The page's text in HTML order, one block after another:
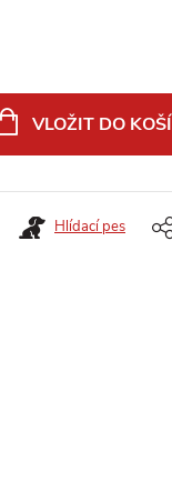
VLOŽIT DO
Hlídací pes